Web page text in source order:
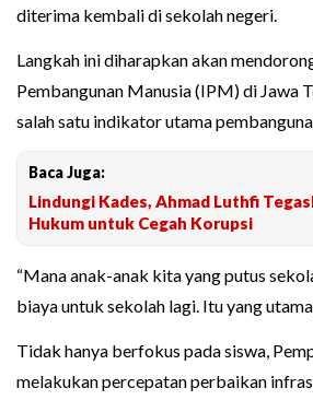
diterima kembali di sekolah negeri.
Langkah ini diharapkan akan
Pembangunan Manusia (IPM) di Jawa
salah satu indikator utama
Baca Juga:
Lindungi Kades, Ahmad Luthfi
Hukum untuk Cegah Korupsi
“Mana anak-anak kita yang putus
biaya untuk sekolah lagi. Itu yang
Tidak hanya berfokus pada siswa,
melakukan percepatan perbaikan